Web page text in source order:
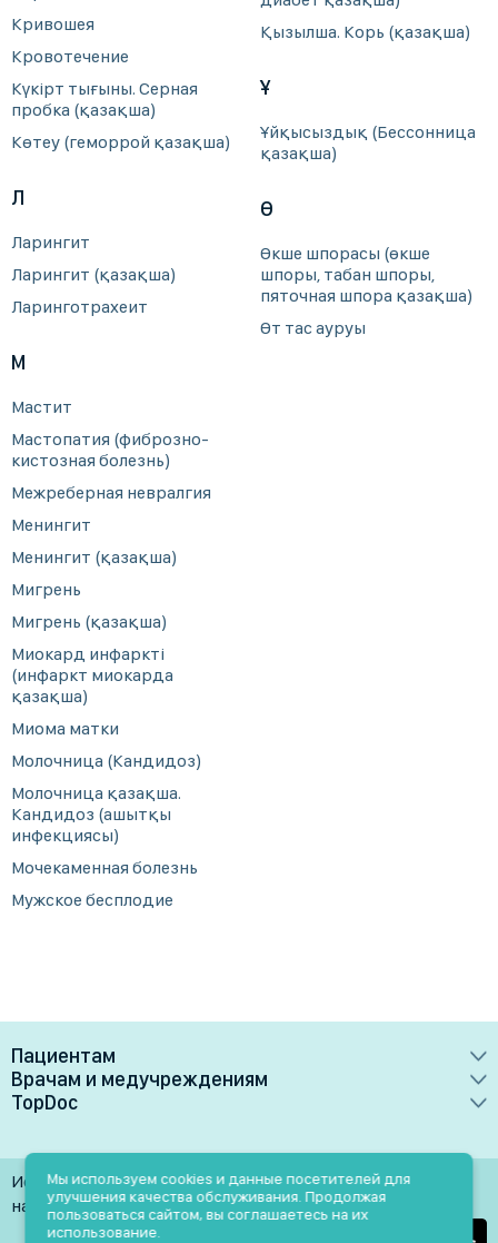
Кривошея
Кровотечение
Күкірт тығыны. Серная
пробка (қазақша)
Көтеу (геморрой қазақша)
Л
Ларингит
Ларингит (қазақша)
Ларинготрахеит
М
Мастит
Мастопатия (фиброзно-
кистозная болезнь)
Межреберная невралгия
Менингит
Менингит (қазақша)
Мигрень
Мигрень (қазақша)
Миокард инфаркті
(инфаркт миокарда
қазақша)
Миома матки
Молочница (Кандидоз)
Молочница қазақша.
Кандидоз (ашытқы
инфекциясы)
Мочекаменная болезнь
Мужское бесплодие
Қызылша. Корь (қазақша)
Ұ
Ұйқысыздық (Бессонница
қазақша)
Ө
Өкше шпорасы (өкше
шпоры, табан шпоры,
пяточная шпора қазақша)
Өт тас ауруы
Пациентам
Врачи
Клиники
Лаборатории
Услуги
Врачам и медучреждениям
Преимущества
Медучреждениям
Врачам
TopDoc
Контакты
Помощь
Использование материалов разрешено только при
наличии активной ссылки на источник
Мы используем cookies и данные посетителей для
улучшения качества обслуживания. Продолжая
пользоваться сайтом, вы соглашаетесь на их
использование.